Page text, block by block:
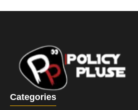
Categories